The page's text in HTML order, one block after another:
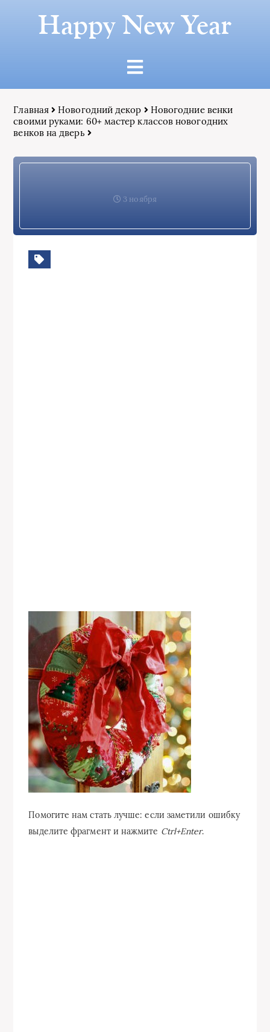
Happy New Year
Главная Новогодний декор
Новогодние венки
своими руками: 60+ мастер классов новогодних
венков на дверь
3 ноября
Помогите нам стать лучше: если заметили ошибку
выделите фрагмент и нажмите Ctrl+Enter.